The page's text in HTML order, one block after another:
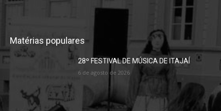
Matérias populares
28º FESTIVAL DE MÚSICA DE ITAJAÍ
6 de agosto de 2026